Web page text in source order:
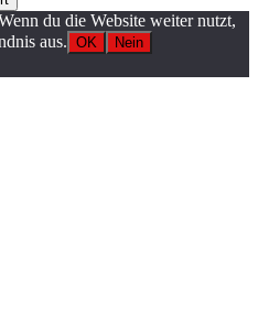
du die Website weiter nutzt,
aus. OK
Nein